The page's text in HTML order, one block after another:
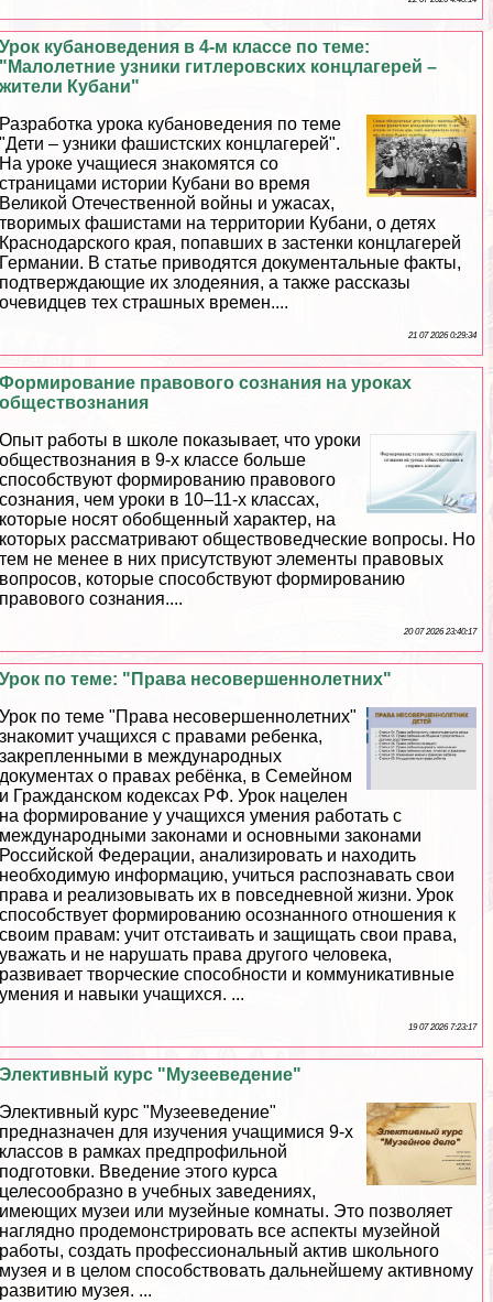
Урок кубановедения в 4-м классе по теме:
"Малолетние узники гитлеровских концлагерей –
жители Кубани"
Разработка урока кубановедения по теме
"Дети – узники фашистских концлагерей".
На уроке учащиеся знакомятся со
страницами истории Кубани во время
Великой Отечественной войны и ужасах,
творимых фашистами на территории Кубани, о детях
Краснодарского края, попавших в застенки концлагерей
Германии. В статье приводятся документальные факты,
подтверждающие их злодеяния, а также рассказы
очевидцев тех страшных времен....
21 07 2026 0:29:34
Формирование правового сознания на уроках
обществознания
Опыт работы в школе показывает, что уроки
обществознания в 9-х классе больше
способствуют формированию правового
сознания, чем уроки в 10–11-х классах,
которые носят обобщенный хаpaктер, на
которых рассматривают обществоведческие вопросы. Но
тем не менее в них присутствуют элементы правовых
вопросов, которые способствуют формированию
правового сознания....
20 07 2026 23:40:17
Урок по теме: "Права несовершеннолетних"
Урок по теме "Права несовершеннолетних"
знакомит учащихся с правами ребенка,
закрепленными в международных
документах о правах ребёнка, в Семейном
и Гражданском кодексах РФ. Урок нацелен
на формирование у учащихся умения работать с
международными законами и основными законами
Российской Федерации, анализировать и находить
необходимую информацию, учиться распознавать свои
права и реализовывать их в повседневной жизни. Урок
способствует формированию осознанного отношения к
своим правам: учит отстаивать и защищать свои права,
уважать и не нарушать права другого человека,
развивает творческие способности и коммуникативные
умения и навыки учащихся. ...
19 07 2026 7:23:17
Элективный курс "Музееведение"
Элективный курс "Музееведение"
предназначен для изучения учащимися 9-х
классов в рамках предпрофильной
подготовки. Введение этого курса
целесообразно в учебных заведениях,
имеющих музеи или музейные комнаты. Это позволяет
наглядно продемонстрировать все аспекты музейной
работы, создать профессиональный актив школьного
музея и в целом способствовать дальнейшему активному
развитию музея. ...